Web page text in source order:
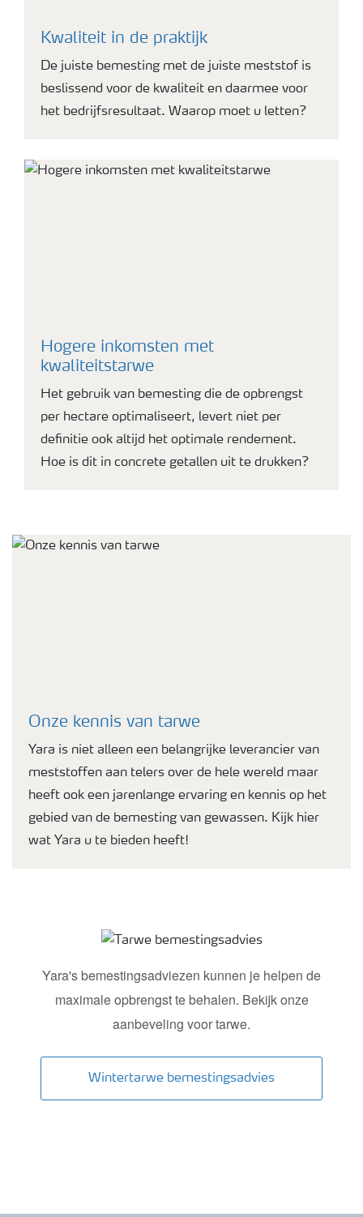
Kwaliteit in de praktijk
De juiste bemesting met de juiste meststof is
beslissend voor de kwaliteit en daarmee voor
het bedrijfsresultaat. Waarop moet u letten?
Hogere inkomsten met
kwaliteitstarwe
Het gebruik van bemesting die de opbrengst
per hectare optimaliseert, levert niet per
definitie ook altijd het optimale rendement.
Hoe is dit in concrete getallen uit te drukken?
Onze kennis van tarwe
Yara is niet alleen een belangrijke leverancier van
meststoffen aan telers over de hele wereld maar
heeft ook een jarenlange ervaring en kennis op het
gebied van de bemesting van gewassen. Kijk hier
wat Yara u te bieden heeft!
Tarwe bemestingsadvies
Yara's bemestingsadviezen kunnen je helpen de
maximale opbrengst te behalen. Bekijk onze
aanbeveling voor tarwe.
Wintertarwe bemestingsadvies